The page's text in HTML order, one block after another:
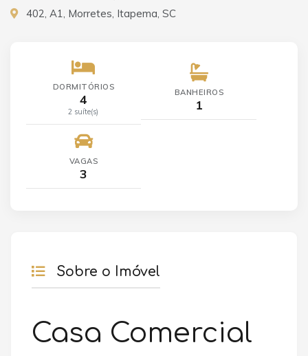
402, A1, Morretes, Itapema, SC
DORMITÓRIOS
4
2 suíte(s)
BANHEIROS
1
VAGAS
3
Sobre o Imóvel
Casa Comercial